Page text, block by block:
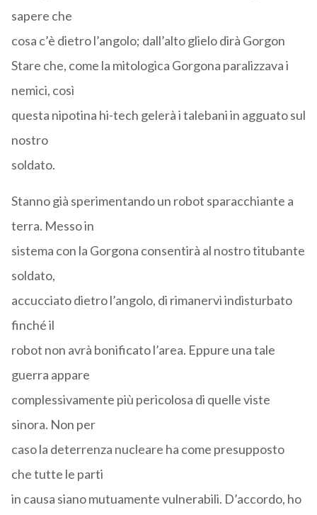
sapere che
cosa c’è dietro l’angolo; dall’alto glielo dirà Gorgon
Stare che, come la mitologica Gorgona paralizzava i
nemici, così
questa nipotina hi-tech gelerà i talebani in agguato sul
nostro
soldato.
Stanno già sperimentando un robot sparacchiante a
terra. Messo in
sistema con la Gorgona consentirà al nostro titubante
soldato,
accucciato dietro l’angolo, di rimanervi indisturbato
finché il
robot non avrà bonificato l’area. Eppure una tale
guerra appare
complessivamente più pericolosa di quelle viste
sinora. Non per
caso la deterrenza nucleare ha come presupposto
che tutte le parti
in causa siano mutuamente vulnerabili. D’accordo, ho